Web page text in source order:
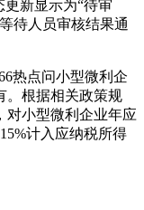
新显示为“待审
待人员审核结果通
热点问小型微利企
。根据相关政策规
对小型微利企业年应
计入应纳税所得